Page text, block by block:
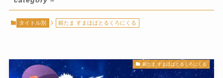
タイトル別 銀たま すまほばとるくろにくる
銀たま すまほばとるくろにくる